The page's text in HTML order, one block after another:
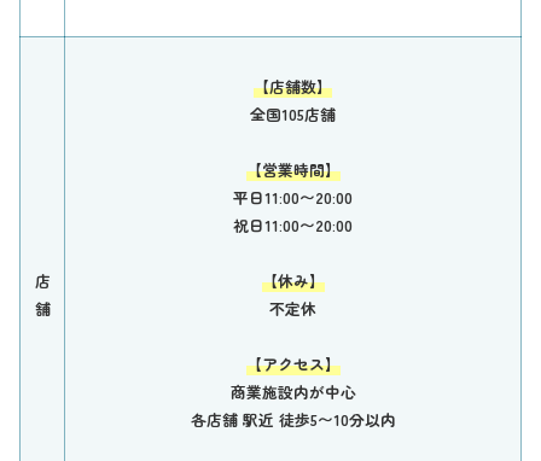
店
舗
【店舗数】
全国105店舗
【営業時間】
平日11:00〜20:00
祝日11:00〜20:00
【休み】
不定休
【アクセス】
商業施設内が中心
各店舗 駅近 徒歩5〜10分以内